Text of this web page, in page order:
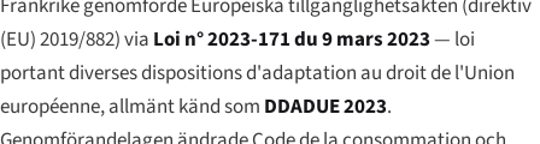
Frankrike genomförde Europeiska tillgänglighetsakten (direktiv
(EU) 2019/882) via Loi n° 2023-171 du 9 mars 2023— loi
portant diverses dispositions d'adaptation au droit de l'Union
européenne, allmänt känd som DDADUE 2023.